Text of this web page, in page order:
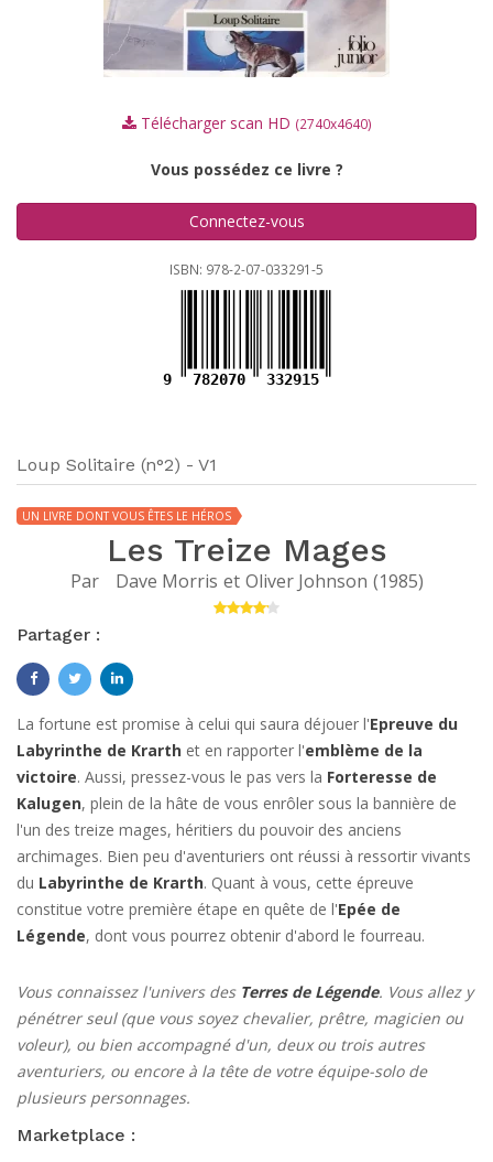
Télécharger scan HD (2740x4640)
Vous possédez ce livre ?
Connectez-vous
ISBN: 978-2-07-033291-5
9 782070 332915
Loup Solitaire (n°2) - V1
UN LIVRE DONT VOUS ÊTES LE HÉROS
Les Treize Mages
Par Dave Morris et Oliver Johnson (1985)
Partager :
La fortune est promise à celui qui saura déjouer l'Epreuve du
Labyrinthe de Krarth et en rapporter l'emblème de la
victoire. Aussi, pressez-vous le pas vers la Forteresse de
Kalugen, plein de la hâte de vous enrôler sous la bannière de
l'un des treize mages, héritiers du pouvoir des anciens
archimages. Bien peu d'aventuriers ont réussi à ressortir vivants
du Labyrinthe de Krarth. Quant à vous, cette épreuve
constitue votre première étape en quête de l'Epée de
Légende, dont vous pourrez obtenir d'abord le fourreau.
Vous connaissez l'univers des Terres de Légende. Vous allez y
pénétrer seul (que vous soyez chevalier, prêtre, magicien ou
voleur), ou bien accompagné d'un, deux ou trois autres
aventuriers, ou encore à la tête de votre équipe-solo de
plusieurs personnages.
Marketplace :